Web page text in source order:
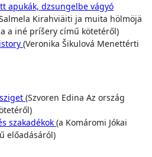
apukák, dzsungelbe vágyó
Kirahviäiti ja muita hölmöjä
a iné príšery című kötetéről)
(Veronika Šikulová Menettérti
(Szvoren Edina Az ország
szakadékok (a Komáromi Jókai
előadásáról)